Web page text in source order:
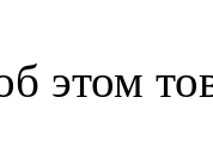
этом